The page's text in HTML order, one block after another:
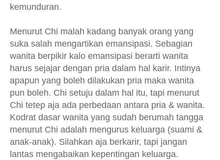
kemunduran.
Menurut Chi malah kadang banyak orang yang
suka salah mengartikan emansipasi. Sebagian
wanita berpikir kalo emansipasi berarti wanita
harus sejajar dengan pria dalam hal karir. Intinya
apapun yang boleh dilakukan pria maka wanita
pun boleh. Chi setuju dalam hal itu, tapi menurut
Chi tetep aja ada perbedaan antara pria & wanita.
Kodrat dasar wanita yang sudah berumah tangga
menurut Chi adalah mengurus keluarga (suami &
anak-anak). Silahkan aja berkarir, tapi jangan
lantas mengabaikan kepentingan keluarga.